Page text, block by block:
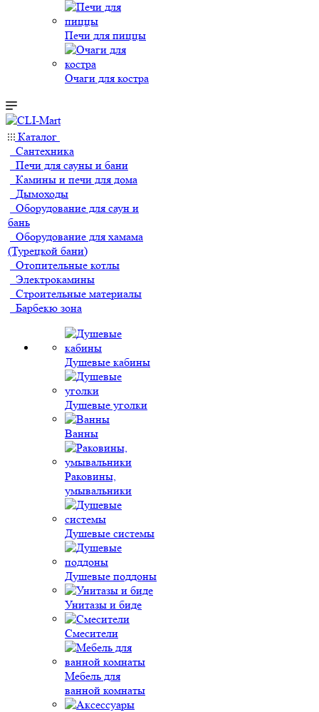
Печи для пиццы
Очаги для костра
Каталог
Сантехника
Печи для сауны и бани
Камины и печи для дома
Дымоходы
Оборудование для саун и
бань
Оборудование для хамама
(Турецкой бани)
Отопительные котлы
Электрокамины
Строительные материалы
Барбекю зона
Душевые кабины
Душевые уголки
Ванны
Раковины,
умывальники
Душевые системы
Душевые поддоны
Унитазы и биде
Смесители
Мебель для
ванной комнаты